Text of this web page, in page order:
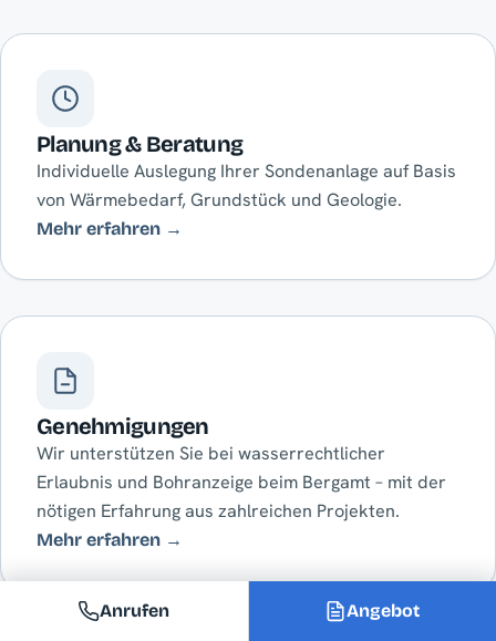
Planung & Beratung
Individuelle Auslegung Ihrer Sondenanlage auf Basis
von Wärmebedarf, Grundstück und Geologie.
Mehr erfahren →
Genehmigungen
Wir unterstützen Sie bei wasserrechtlicher
Erlaubnis und Bohranzeige beim Bergamt – mit der
nötigen Erfahrung aus zahlreichen Projekten.
Mehr erfahren →
Anrufen Angebot